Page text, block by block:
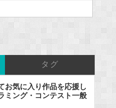
タグ
お気に入り作品を応援し
ミング・コンテスト一般